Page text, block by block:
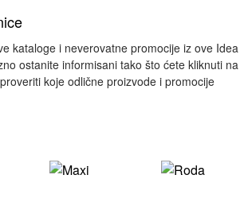
kataloge i neverovatne promocije iz ove Idea
ostanite informisani tako što ćete kliknuti na
koje odlične proizvode i promocije